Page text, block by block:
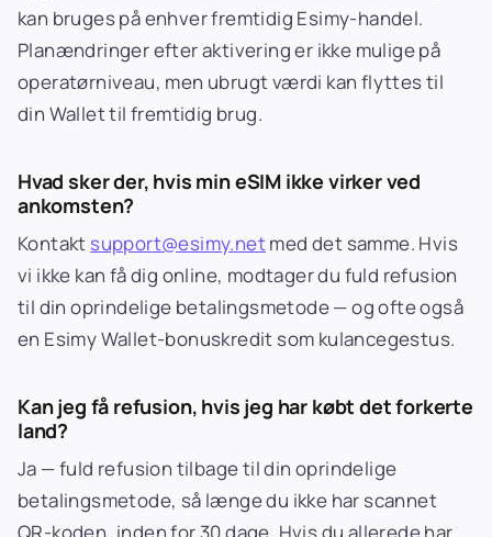
kan bruges på enhver fremtidig Esimy-handel.
Planændringer efter aktivering er ikke mulige på
operatørniveau, men ubrugt værdi kan flyttes til
din Wallet til fremtidig brug.
Hvad sker der, hvis min eSIM ikke virker ved
ankomsten?
Kontakt support@esimy.netmed det samme. Hvis
vi ikke kan få dig online, modtager du fuld refusion
til din oprindelige betalingsmetode — og ofte også
en Esimy Wallet-bonuskredit som kulancegestus.
Kan jeg få refusion, hvis jeg har købt det forkerte
land?
Ja — fuld refusion tilbage til din oprindelige
betalingsmetode, så længe du ikke har scannet